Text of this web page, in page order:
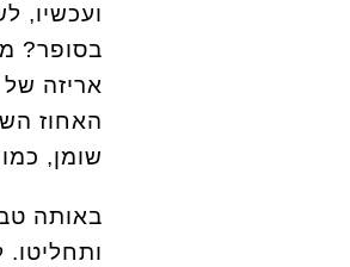
ועכשיו,
בסופר?
שומן,
באותה
ותחליטו.